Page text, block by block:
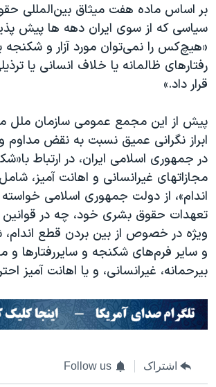
بر اساس ماده هفت میثاق بین‌المللی
سیاسی که از سوی ایران دهه ها پیش
«هیچ‌‌کس‌ را نمی‌توان‌ مورد آزار و شکنجه‌
رفتارهای‌ ظالمانه‌ یا خلاف‌ انسانی‌ یا
قرار داد.»
پیش از این مجمع عمومی سازمان
ابراز نگرانی عمیق نسبت به نقض
در جمهوری اسلامی ایران، در ارتباط
مجازاتهای غیرانسانی و اهانت آمیز،
اندام»، از دولت جمهوری اسلامی
تعهدات حقوق بشری خود، چه در قوانین
ویژه در خصوص از بین بردن قطع اندام،
بیرحمانه، غیرانسانی، و یا اهانت آمیز
اشتراک Follow us